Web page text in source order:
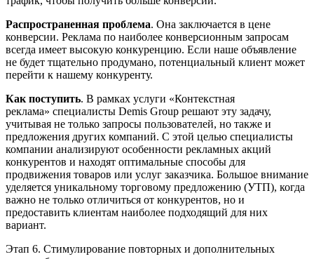
Распространенная проблема. Она заключается в цене
конверсии. Реклама по наиболее конверсионным запросам
всегда имеет высокую конкуренцию. Если наше объявление
не будет тщательно продумано, потенциальный клиент может
перейти к нашему конкуренту.
Как поступить. В рамках услуги «Контекстная
реклама» специалисты Demis Group решают эту задачу,
учитывая не только запросы пользователей, но также и
предложения других компаний. С этой целью специалисты
компании анализируют особенности рекламных акций
конкурентов и находят оптимальные способы для
продвижения товаров или услуг заказчика. Большое внимание
уделяется уникальному торговому предложению (УТП), когда
важно не только отличиться от конкурентов, но и
предоставить клиентам наиболее подходящий для них
вариант.
Этап 6. Стимулирование повторных и дополнительных